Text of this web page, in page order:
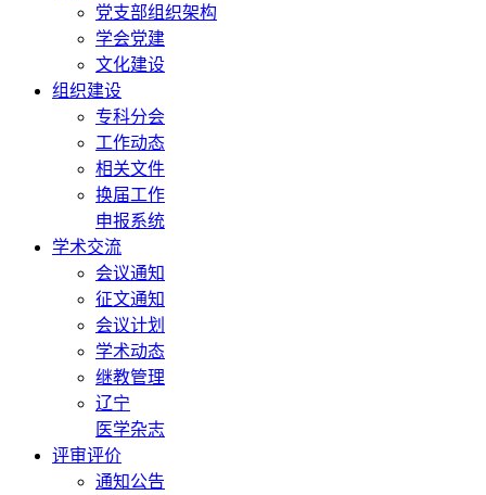
党支部组织架构
学会党建
文化建设
组织建设
专科分会
工作动态
相关文件
换届工作
申报系统
学术交流
会议通知
征文通知
会议计划
学术动态
继教管理
辽宁
医学杂志
评审评价
通知公告